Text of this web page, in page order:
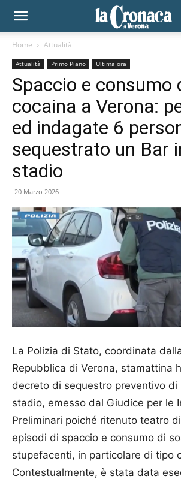
Home Attualità
Attualità Primo Piano Ultima ora
Spaccio e consumo
cocaina a Verona:
ed indagate 6
sequestrato un Bar
stadio
20 Marzo 2026
La Polizia di Stato, coordinata
Repubblica di Verona, stamattina
decreto di sequestro preventivo di
stadio, emesso dal Giudice per le
Preliminari poiché ritenuto teatro
episodi di spaccio e consumo di
stupefacenti, in particolare di tipo
Contestualmente, è stata data